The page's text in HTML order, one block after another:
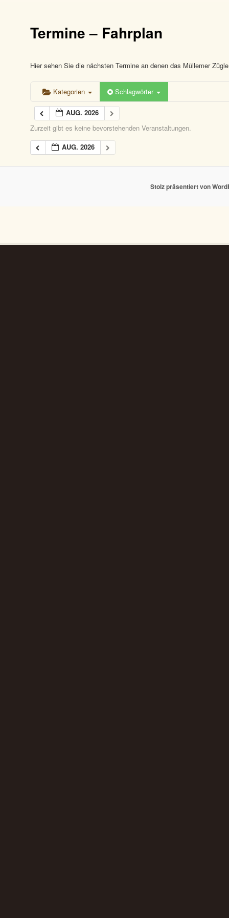
Termine – Fahrplan
Hier sehen Sie die nächsten Termine an denen das Müllemer
Kategorien Schlagwörter
AUG. 2026
Zurzeit gibt es keine bevorstehenden Veranstaltungen.
AUG. 2026
Stolz präsentiert von